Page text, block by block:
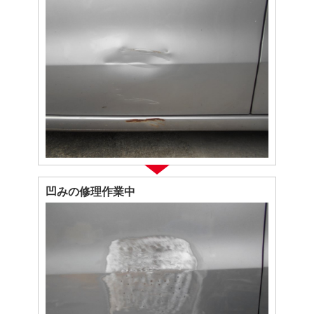
凹みの修理作業中